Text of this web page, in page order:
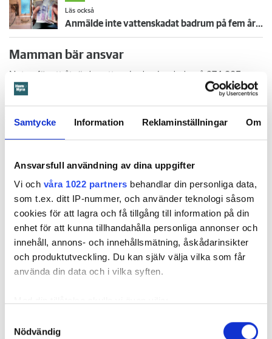
Samtycke Information Reklaminställningar Om
Ansvarsfull användning av dina uppgifter
Vi och våra 1022 partners behandlar din personliga data,
som t.ex. ditt IP-nummer, och använder teknologi såsom
cookies för att lagra och få tillgång till information på din
enhet för att kunna tillhandahålla personliga annonser och
innehåll, annons- och innehållsmätning, åskådarinsikter
och produktutveckling. Du kan själv välja vilka som får
använda din data och i vilka syften.
som kan ha en noggrannhet på upp till flera meter
Nödvändig
Läs också
Anmälde inte vattenskadat badrum på fem år – krävs på 125 000 kronor
Mamman bär ansvar
Notan för att åtgärda vattenskadan landade på 274 885
kronor.
enligt uppgifterna är barnet som orsakat skadan, är det
mamman som står på kontraktet. Därmed bär hon ansvar för
från att orsaka skadan eller begränsat den, är det mamman
som ska anses vara vållande och betalningsskyldig.
I våras kallar tingsrätten till förhandling. Men mamman
dyker aldrig upp. Domstolen fattar därför en tredskodom.
Det vill säga en dom som kan meddelas när en part inte har
svarat eller kommer till förhandlingen. En sådan dom
det här fallet Öbo, får rätt.